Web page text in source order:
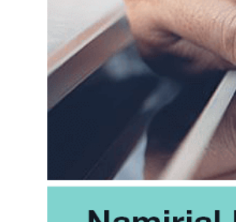
Enterprise Content Management
Optimales Daten- und
Informationsmanagement
Long Term Archiving
Ein Hub für die rechtssichere
Langzeitarchivierung von Dokumenten